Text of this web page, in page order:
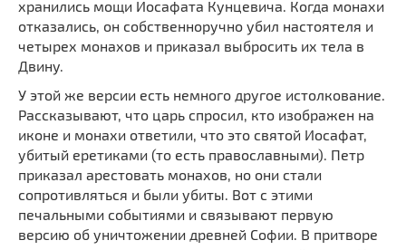
хранились мощи Иосафата Кунцевича. Когда монахи
отказались, он собственноручно убил настоятеля и
четырех монахов и приказал выбросить их тела в
Двину.
У этой же версии есть немного другое истолкование.
Рассказывают, что царь спросил, кто изображен на
иконе и монахи ответили, что это святой Иосафат,
убитый еретиками (то есть православными). Петр
приказал арестовать монахов, но они стали
сопротивляться и были убиты. Вот с этими
печальными событиями и связывают первую
версию об уничтожении древней Софии. В притворе